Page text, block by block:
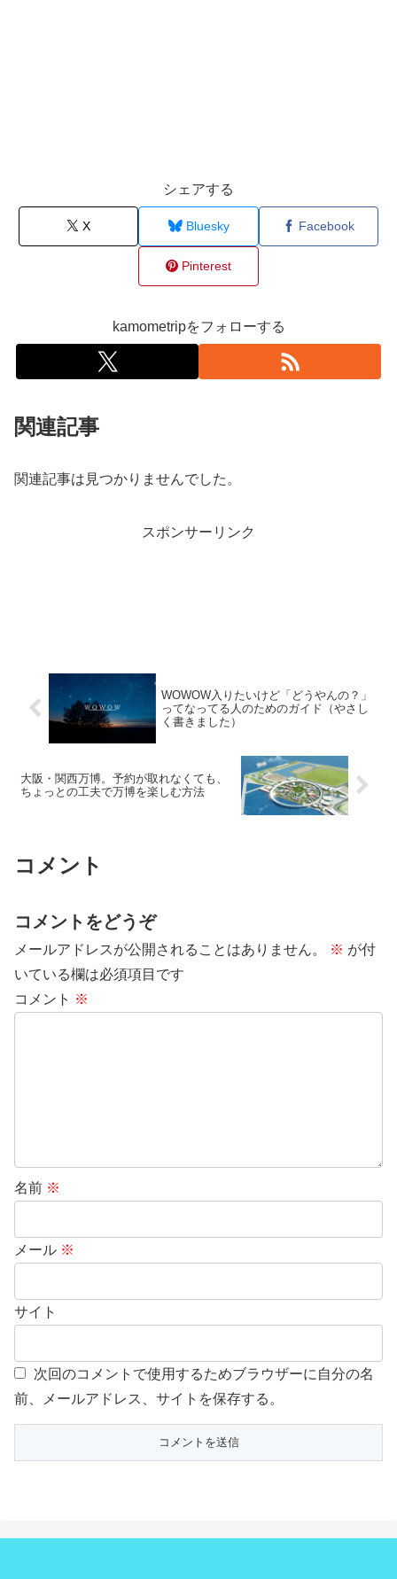
シェアする
X Bluesky Facebook
Pinterest
kamometripをフォローする
関連記事
関連記事は見つかりませんでした。
スポンサーリンク
WOWOW入りたいけど「どうやんの？」
ってなってる人のためのガイド（やさし
く書きました）
大阪・関西万博。予約が取れなくても、
ちょっとの工夫で万博を楽しむ方法
コメント
コメントをどうぞ
メールアドレスが公開されることはありません。 ※ が付
いている欄は必須項目です
コメント ※
名前 ※
メール ※
サイト
次回のコメントで使用するためブラウザーに自分の名
前、メールアドレス、サイトを保存する。